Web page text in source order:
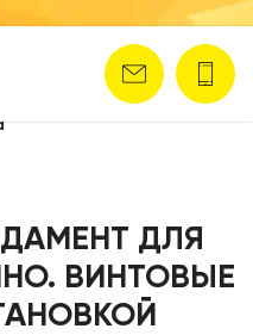
ДЛЯ
ВИНТОВЫЕ